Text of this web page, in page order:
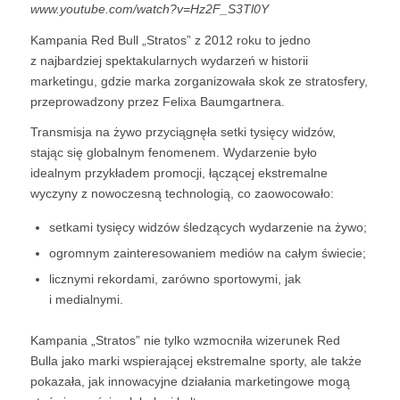
www.youtube.com/watch?v=Hz2F_S3Tl0Y
Kampania Red Bull „Stratos” z 2012 roku to jedno
z najbardziej spektakularnych wydarzeń w historii
marketingu, gdzie marka zorganizowała skok ze stratosfery,
przeprowadzony przez Felixa Baumgartnera.
Transmisja na żywo przyciągnęła setki tysięcy widzów,
stając się globalnym fenomenem. Wydarzenie było
idealnym przykładem promocji, łączącej ekstremalne
wyczyny z nowoczesną technologią, co zaowocowało:
setkami tysięcy widzów śledzących wydarzenie na żywo;
ogromnym zainteresowaniem mediów na całym świecie;
licznymi rekordami, zarówno sportowymi, jak
i medialnymi.
Kampania „Stratos” nie tylko wzmocniła wizerunek Red
Bulla jako marki wspierającej ekstremalne sporty, ale także
pokazała, jak innowacyjne działania marketingowe mogą